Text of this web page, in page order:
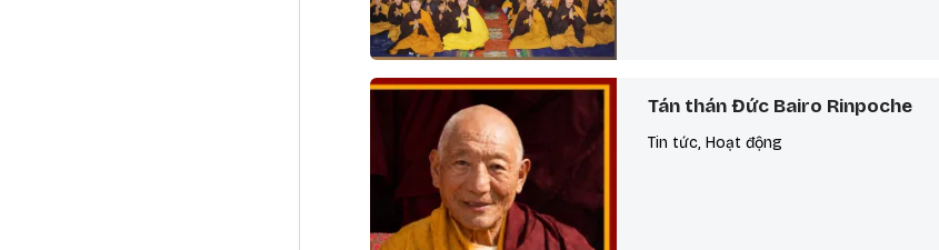
Tán thán Đức Bairo Rinpoche
Tin tức, Hoạt động